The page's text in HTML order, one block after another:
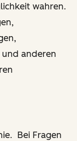
wahren.
anderen
Bei Fragen